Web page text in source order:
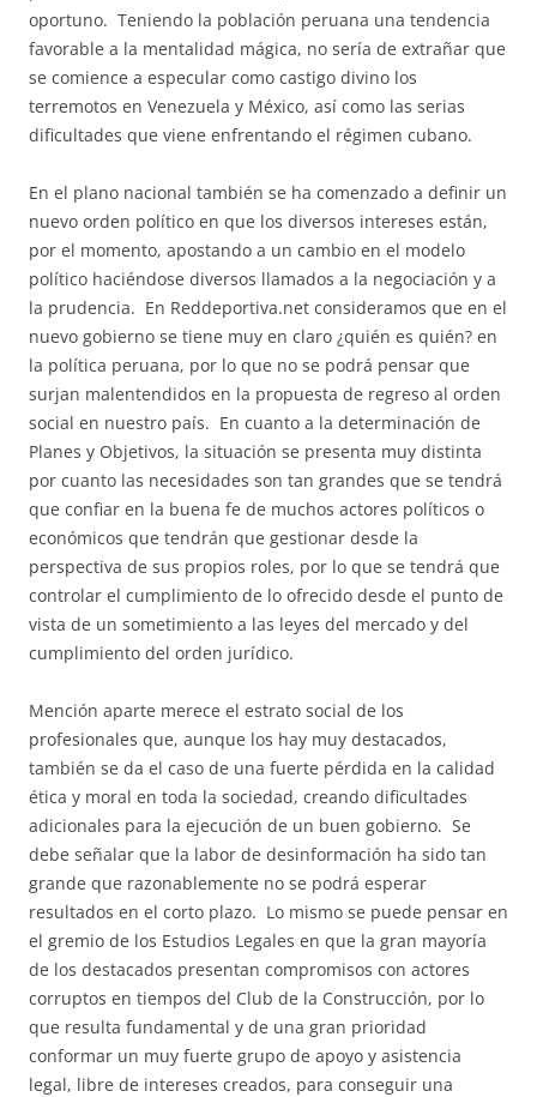
oportuno. Teniendo la población peruana una tendencia
favorable a la mentalidad mágica, no sería de extrañar que
se comience a especular como castigo divino los
terremotos en Venezuela y México, así como las serias
dificultades que viene enfrentando el régimen cubano.
En el plano nacional también se ha comenzado a definir un
nuevo orden político en que los diversos intereses están,
por el momento, apostando a un cambio en el modelo
político haciéndose diversos llamados a la negociación y a
la prudencia. En Reddeportiva.net consideramos que en el
nuevo gobierno se tiene muy en claro ¿quién es quién? en
la política peruana, por lo que no se podrá pensar que
surjan malentendidos en la propuesta de regreso al orden
social en nuestro país. En cuanto a la determinación de
Planes y Objetivos, la situación se presenta muy distinta
por cuanto las necesidades son tan grandes que se tendrá
que confiar en la buena fe de muchos actores políticos o
económicos que tendrán que gestionar desde la
perspectiva de sus propios roles, por lo que se tendrá que
controlar el cumplimiento de lo ofrecido desde el punto de
vista de un sometimiento a las leyes del mercado y del
cumplimiento del orden jurídico.
Mención aparte merece el estrato social de los
profesionales que, aunque los hay muy destacados,
también se da el caso de una fuerte pérdida en la calidad
ética y moral en toda la sociedad, creando dificultades
adicionales para la ejecución de un buen gobierno. Se
debe señalar que la labor de desinformación ha sido tan
grande que razonablemente no se podrá esperar
resultados en el corto plazo. Lo mismo se puede pensar en
el gremio de los Estudios Legales en que la gran mayoría
de los destacados presentan compromisos con actores
corruptos en tiempos del Club de la Construcción, por lo
que resulta fundamental y de una gran prioridad
conformar un muy fuerte grupo de apoyo y asistencia
legal, libre de intereses creados, para conseguir una